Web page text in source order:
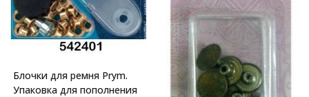
Блочки для ремня Prym.
Упаковка для пополнения